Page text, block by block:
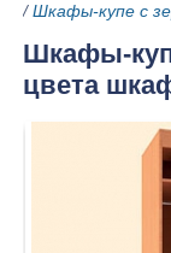
/Шкафы-купе с
Шкафы-
цвета